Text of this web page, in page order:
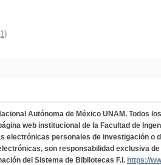
Autónoma de México UNAM. Todos
web institucional de la Facultad de
electrónicas personales de investigación o
son responsabilidad exclusiva
del Sistema de Bibliotecas F.I. https://